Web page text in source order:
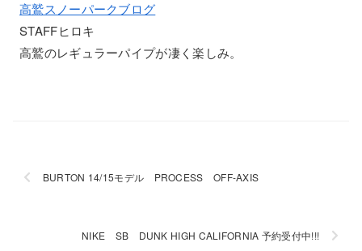
高鷲スノーパークブログ
STAFFヒロキ
高鷲のレギュラーパイプが凄く楽しみ。
BURTON 14/15モデル PROCESS OFF-AXIS
NIKE SB DUNK HIGH CALIFORNIA 予約受付中!!!